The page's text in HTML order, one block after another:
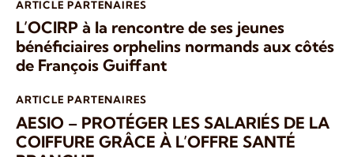
ARTICLE PARTENAIRES
L’OCIRP à la rencontre de ses jeunes
bénéficiaires orphelins normands aux côtés
de François Guiffant
ARTICLE PARTENAIRES
AESIO – PROTÉGER LES SALARIÉS DE LA
COIFFURE GRÂCE À L’OFFRE SANTÉ